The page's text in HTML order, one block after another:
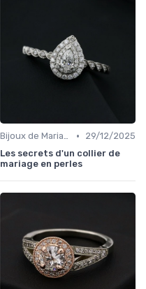
Bijoux de Mariage et de Fiançailles •
29/12/2025
Les secrets d'un collier de
mariage en perles